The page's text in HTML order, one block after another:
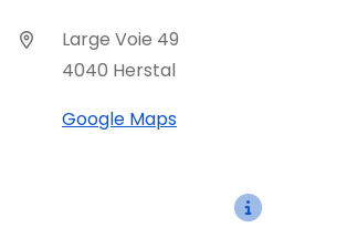
Large Voie 49
4040 Herstal
Google Maps